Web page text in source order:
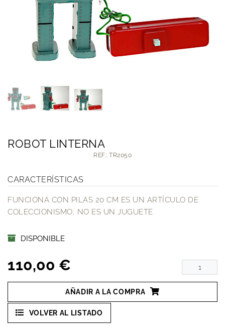
ROBOT LINTERNA
REF.: TR2050
CARACTERÍSTICAS
FUNCIONA CON PILAS 20 CM ES UN ARTÍCULO DE
COLECCIONISMO, NO ES UN JUGUETE
DISPONIBLE
110,00 €
AÑADIR A LA COMPRA
VOLVER AL LISTADO